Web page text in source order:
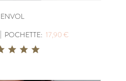
ENVOL
| POCHETTE: 17,90 €